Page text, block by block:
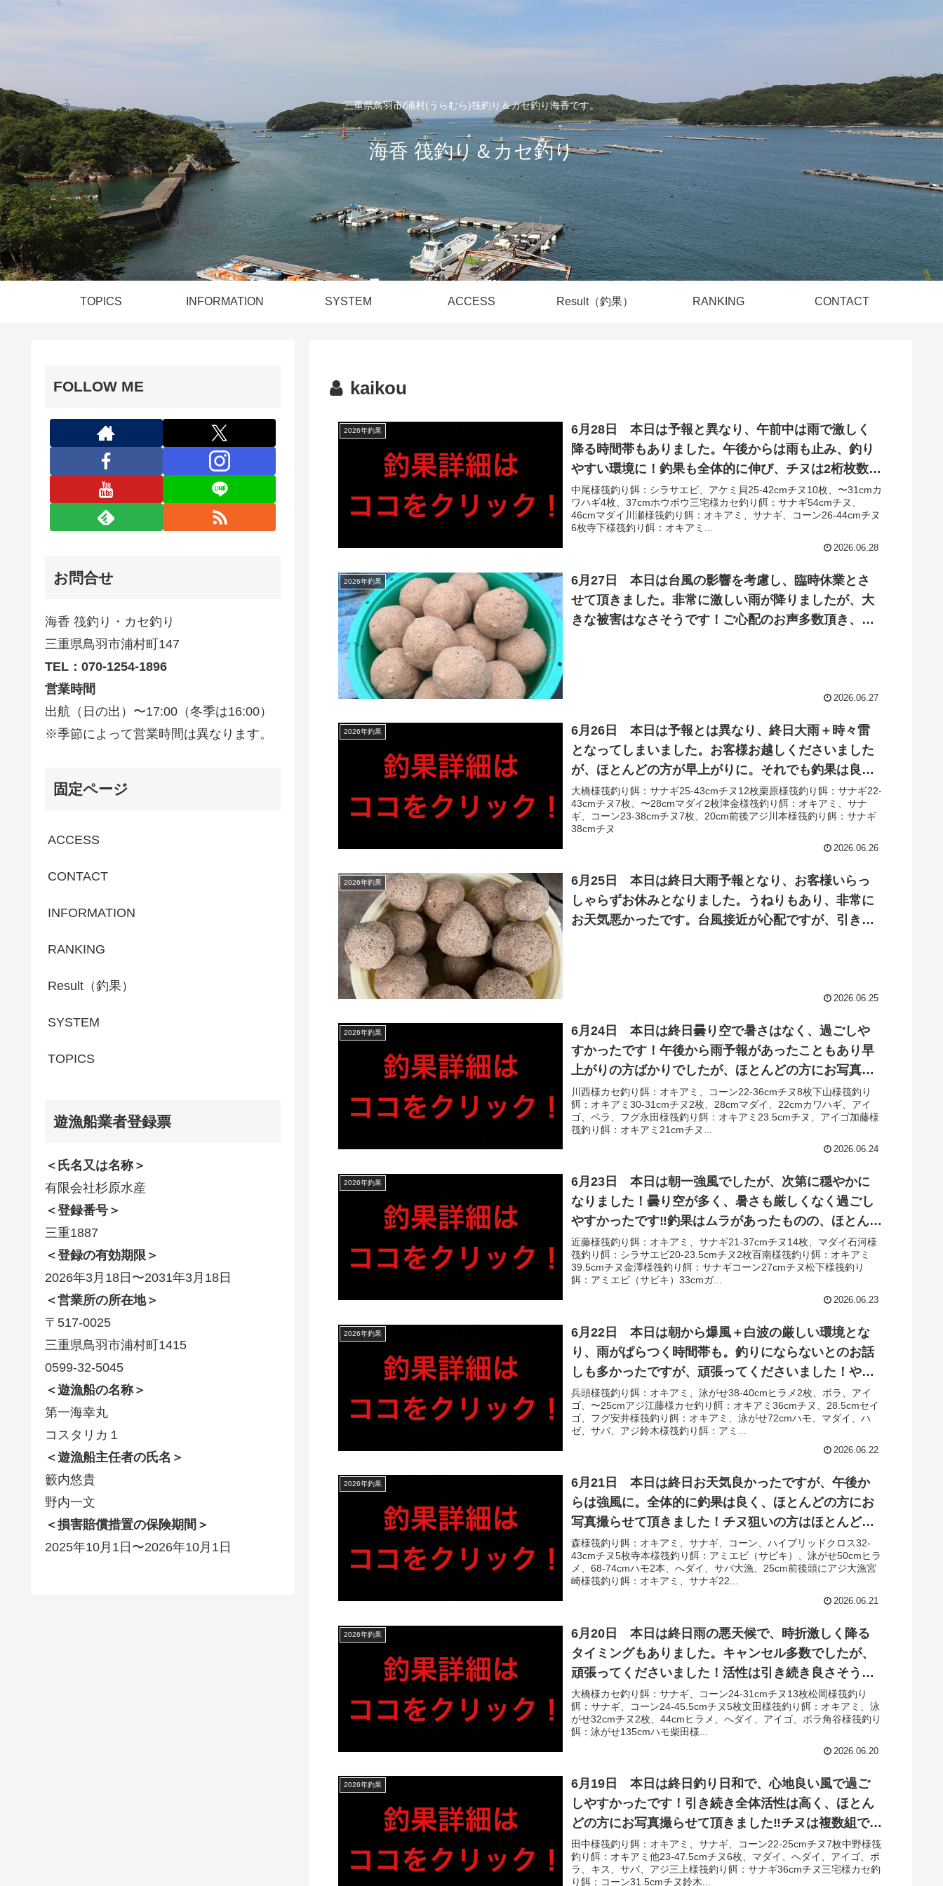
三重県鳥羽市/浦村(うらむら)筏釣り＆カセ釣り海香です。
海香 筏釣り＆カセ釣り
TOPICS INFORMATION SYSTEM ACCESS Result（釣果） RANKING CONTACT
kaikou
2026年釣果
6月28日 本日は予報と異なり、午前中は雨で激しく
降る時間帯もありました。午後からは雨も止み、釣り
やすい環境に！釣果も全体的に伸び、チヌは2桁枚数＋
良型多数＋年間トップサイズの歳無し‼︎泳がせも当たり
多数で、ハモが多数！サバ・アジは多数あがってお
り、良型カワハギなども‼︎
中尾様筏釣り餌：シラサエビ、アケミ貝25-42cmチヌ10枚、〜31cmカ
ワハギ4枚、37cmホウボウ三宅様カセ釣り餌：サナギ54cmチヌ、
46cmマダイ川瀬様筏釣り餌：オキアミ、サナギ、コーン26-44cmチヌ
6枚寺下様筏釣り餌：オキアミ...
2026.06.28
2026年釣果
6月27日 本日は台風の影響を考慮し、臨時休業とさ
せて頂きました。非常に激しい雨が降りましたが、大
きな被害はなさそうです！ご心配のお声多数頂き、有
2026.06.27
2026年釣果
6月26日 本日は予報とは異なり、終日大雨＋時々雷
となってしまいました。お客様お越しくださいました
が、ほとんどの方が早上がりに。それでも釣果は良
く、チヌは2桁枚数頭に複数組で複数枚‼︎午後には良型
アジも！明日は台風最接近の為、安全面を考慮し臨時
休業とさせて頂きます。
大橋様筏釣り餌：サナギ25-43cmチヌ12枚栗原様筏釣り餌：サナギ22-
43cmチヌ7枚、〜28cmマダイ2枚津金様筏釣り餌：オキアミ、サナ
ギ、コーン23-38cmチヌ7枚、20cm前後アジ川本様筏釣り餌：サナギ
38cmチヌ
2026.06.26
2026年釣果
6月25日 本日は終日大雨予報となり、お客様いらっ
しゃらずお休みとなりました。うねりもあり、非常に
お天気悪かったです。台風接近が心配ですが、引き続
2026.06.25
2026年釣果
6月24日 本日は終日曇り空で暑さはなく、過ごしや
すかったです！午後から雨予報があったこともあり早
上がりの方ばかりでしたが、ほとんどの方にお写真撮
らせて頂きました‼︎チヌは複数組で複数枚＋狙われた方
は皆様ゲット！泳がせは当たり多数も、惜しくもあが
らずだったようです。
川西様カセ釣り餌：オキアミ、コーン22-36cmチヌ8枚下山様筏釣り
餌：オキアミ30-31cmチヌ2枚、28cmマダイ、22cmカワハギ、アイ
ゴ、ベラ、フグ永田様筏釣り餌：オキアミ23.5cmチヌ、アイゴ加藤様
筏釣り餌：オキアミ21cmチヌ...
2026.06.24
2026年釣果
6月23日 本日は朝一強風でしたが、次第に穏やかに
なりました！曇り空が多く、暑さも厳しくなく過ごし
やすかったです‼︎釣果はムラがあったものの、ほとんど
の方にお写真撮らせて頂きました！チヌは枚数伸びた
方いらっしゃり、2桁枚数‼︎泳がせでは当たり多数も、
バラし多数と惜しかったです！
近藤様筏釣り餌：オキアミ、サナギ21-37cmチヌ14枚、マダイ石河様
筏釣り餌：シラサエビ20-23.5cmチヌ2枚百南様筏釣り餌：オキアミ
39.5cmチヌ金澤様筏釣り餌：サナギコーン27cmチヌ松下様筏釣り
餌：アミエビ（サビキ）33cmガ...
2026.06.23
2026年釣果
6月22日 本日は朝から爆風＋白波の厳しい環境とな
り、雨がぱらつく時間帯も。釣りにならないとのお話
しも多かったですが、頑張ってくださいました！やは
り当たりが取れない＋バラしが多かったですが、泳が
せではヒラメ複数枚＋ハモ‼︎チヌもなんとかあげてくだ
さり、サバ・アジは好調でした！
兵頭様筏釣り餌：オキアミ、泳がせ38-40cmヒラメ2枚、ボラ、アイ
ゴ、〜25cmアジ江藤様カセ釣り餌：オキアミ36cmチヌ、28.5cmセイ
ゴ、フグ安井様筏釣り餌：オキアミ、泳がせ72cmハモ、マダイ、ハ
ゼ、サバ、アジ鈴木様筏釣り餌：アミ...
2026.06.22
2026年釣果
6月21日 本日は終日お天気良かったですが、午後か
らは強風に。全体的に釣果は良く、ほとんどの方にお
写真撮らせて頂きました！チヌ狙いの方はほとんどの
方が複数枚‼︎泳がせはヒラメ複数枚＋ハモ複数本あが
り、海面でのバラしも！サビキではサバに加えて、良
型アジ大漁の方もいらっしゃいました‼︎
森様筏釣り餌：オキアミ、サナギ、コーン、ハイブリッドクロス32-
43cmチヌ5枚寺本様筏釣り餌：アミエビ（サビキ）、泳がせ50cmヒラ
メ、68-74cmハモ2本、へダイ、サバ大漁、25cm前後頭にアジ大漁宮
崎様筏釣り餌：オキアミ、サナギ22...
2026.06.21
2026年釣果
6月20日 本日は終日雨の悪天候で、時折激しく降る
タイミングもありました。キャンセル多数でしたが、
頑張ってくださいました！活性は引き続き良さそう
で、チヌは多数の方がゲット＋2桁枚数も‼︎泳がせでは
ヒラメに加えて、ハモ多数で全体的にも当たり多数！
サビキではサバ大漁＋アジでした‼︎
大橋様カセ釣り餌：サナギ、コーン24-31cmチヌ13枚松岡様筏釣り
餌：サナギ、コーン24-45.5cmチヌ5枚文田様筏釣り餌：オキアミ、泳
がせ32cmチヌ2枚、44cmヒラメ、へダイ、アイゴ、ボラ角谷様筏釣り
餌：泳がせ135cmハモ柴田様...
2026.06.20
2026年釣果
6月19日 本日は終日釣り日和で、心地良い風で過ご
しやすかったです！引き続き全体活性は高く、ほとん
どの方にお写真撮らせて頂きました‼︎チヌは複数組で複
数枚あがり、連日の良型も！泳がせは当たりはあった
ものの、惜しくもバラし。魚種も豊富で、マダイ・ア
イゴ・キスなどあがりました‼︎
田中様筏釣り餌：オキアミ、サナギ、コーン22-25cmチヌ7枚中野様筏
釣り餌：オキアミ他23-47.5cmチヌ6枚、マダイ、へダイ、アイゴ、ボ
ラ、キス、サバ、アジ三上様筏釣り餌：サナギ36cmチヌ三宅様カセ釣
り餌：コーン31.5cmチヌ鈴木...
FOLLOW ME
お問合せ
海香 筏釣り・カセ釣り
三重県鳥羽市浦村町147
TEL：070-1254-1896
営業時間
出航（日の出）〜17:00（冬季は16:00）
※季節によって営業時間は異なります。
固定ページ
ACCESS
CONTACT
INFORMATION
RANKING
Result（釣果）
SYSTEM
TOPICS
遊漁船業者登録票
＜氏名又は名称＞
有限会社杉原水産
＜登録番号＞
三重1887
＜登録の有効期限＞
2026年3月18日〜2031年3月18日
＜営業所の所在地＞
〒517-0025
三重県鳥羽市浦村町1415
0599-32-5045
＜遊漁船の名称＞
第一海幸丸
コスタリカ１
＜遊漁船主任者の氏名＞
籔内悠貴
野内一文
＜損害賠償措置の保険期間＞
2025年10月1日〜2026年10月1日